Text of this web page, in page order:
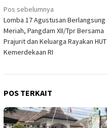
Navigasi
pos
Pos sebelumnya
Lomba 17 Agustusan Berlangsung
Meriah, Pangdam XII/Tpr Bersama
Prajurit dan Keluarga Rayakan HUT
Kemerdekaan RI
POS TERKAIT